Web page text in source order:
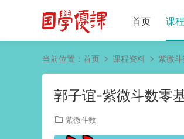
首页 课
当前位置： 首页 课程资料 紫微斗
郭子谊-紫微斗数零
紫微斗数